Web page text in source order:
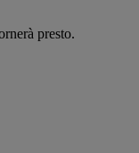
presto.